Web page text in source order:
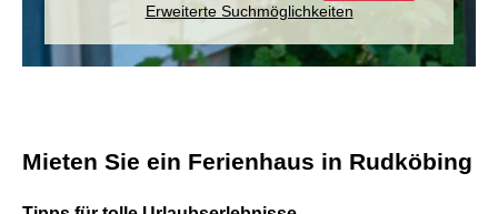
Erweiterte Suchmöglichkeiten
Mieten Sie ein Ferienhaus in Rudköbing